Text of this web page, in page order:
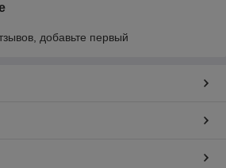
добавьте первый